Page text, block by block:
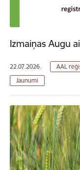
Izmaiņas Augu
22.07.2026. AAL
Jaunumi